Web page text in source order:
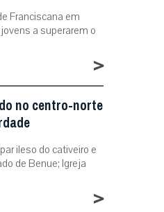
Franciscana em
a superarem o
>
no centro-norte
ileso do cativeiro e
de Benue; Igreja
>